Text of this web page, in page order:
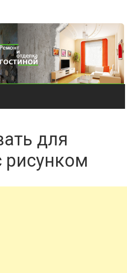
для
рисунком